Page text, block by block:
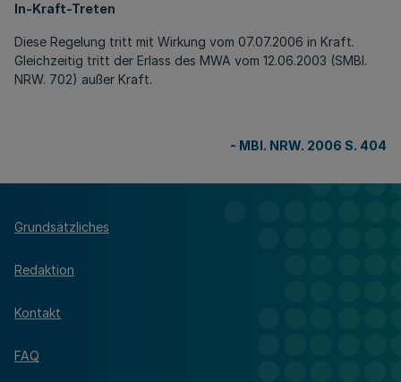
In-Kraft-Treten
Diese Regelung tritt mit Wirkung vom 07.07.2006 in Kraft.
Gleichzeitig tritt der Erlass des MWA vom 12.06.2003 (SMBl.
NRW. 702) außer Kraft.
- MBl. NRW. 2006 S. 404
Grundsätzliches
Redaktion
Kontakt
FAQ